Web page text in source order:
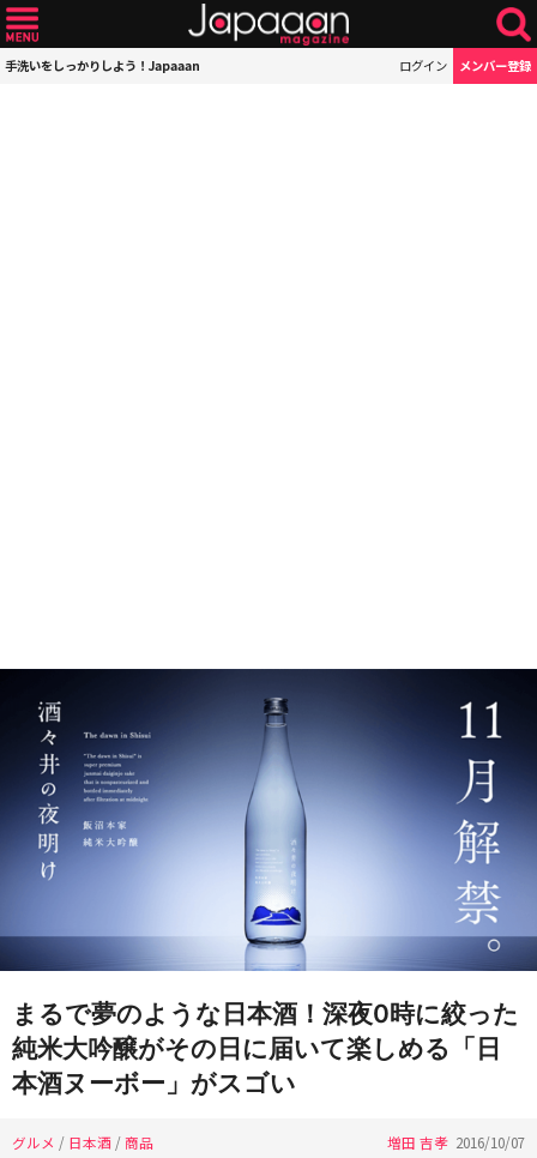
手洗いをしっかりしよう！Japaaan ログイン メンバー登録
まるで夢のような日本酒！深夜0時に絞った
純米大吟醸がその日に届いて楽しめる「日
本酒ヌーボー」がスゴい
グルメ / 日本酒 /商品 増田 吉孝 2016/10/07